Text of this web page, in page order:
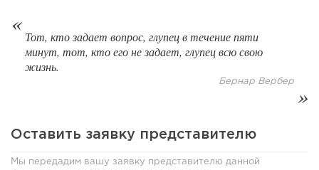
Coffee Way приступил к масштабированию собственной
модели производства...
Тот, кто задает вопрос, глупец в течение пяти
минут, тот, кто его не задает, глупец всю свою
жизнь.
Бернар Вербер
Оставить заявку представителю
Мы передадим вашу заявку представителю данной